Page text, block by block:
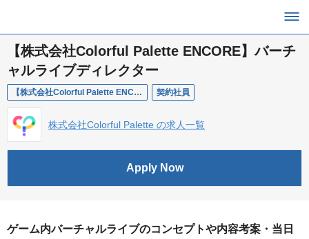
【株式会社Colorful Palette ENCORE】バーチ
ャルライブディレクター
【株式会社Colorful Palette ENCORE】バーチャルライブディレクター 契約社員
株式会社Colorful Palette の求人一覧
Apply Now
ゲーム内バーチャルライブのコンセプトや内容考案・当日